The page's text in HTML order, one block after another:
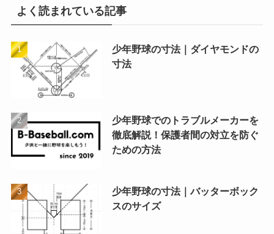
よく読まれている記事
少年野球の寸法｜ダイヤモンドの
寸法
少年野球でのトラブルメーカーを
徹底解説！保護者間の対立を防ぐ
ための方法
少年野球の寸法｜バッターボック
スのサイズ